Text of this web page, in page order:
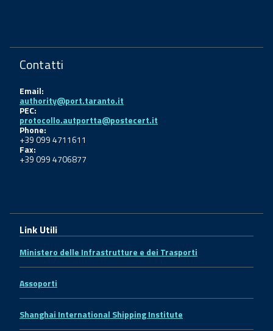
Contatti
Email:
authority@port.taranto.it
PEC:
protocollo.autportta@postecert.it
Phone:
+39 099 4711611
Fax:
+39 099 4706877
Link Utili
Ministero delle Infrastrutture e dei Trasporti
Assoporti
Shanghai International Shipping Institute